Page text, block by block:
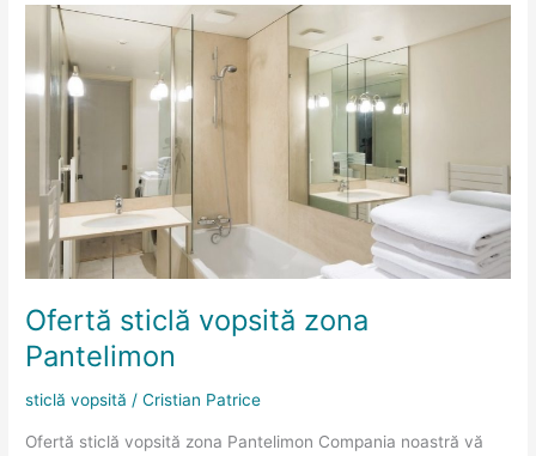
Ofertă sticlă vopsită zona
Pantelimon
sticlă vopsită /Cristian Patrice
Ofertă sticlă vopsită zona Pantelimon Compania noastră vă
Ofertă
sticlă
vopsită
zona